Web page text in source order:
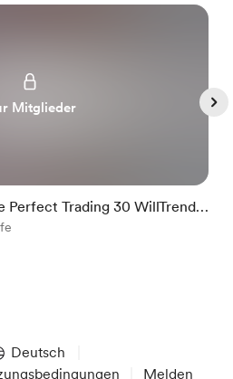
Mitglieder
Perfect Trading 30 WillTrend
Deutsch
Melden